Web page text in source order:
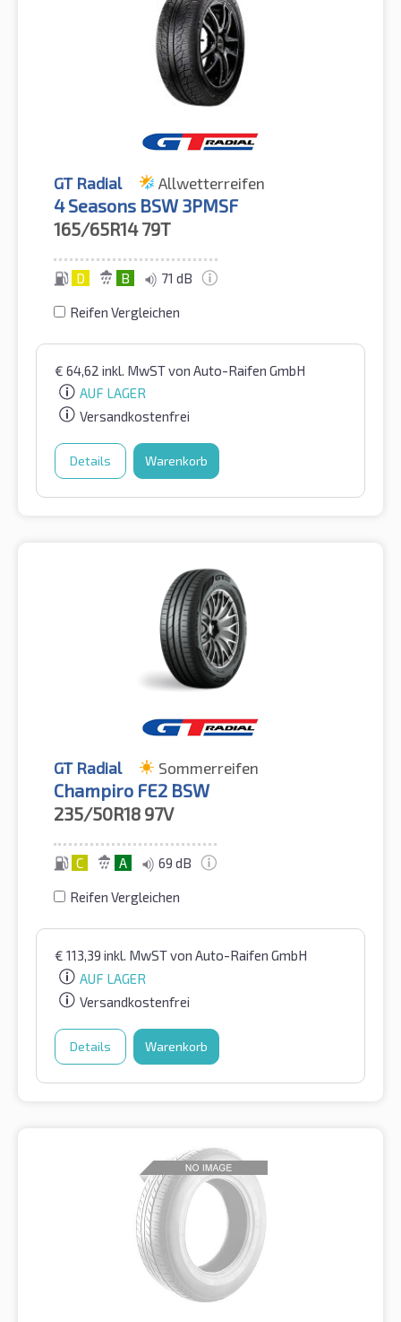
GT Radial Allwetterreifen
4 Seasons BSW 3PMSF
165/65R14 79T
D B 71 dB
Reifen Vergleichen
€ 64,62 inkl. MwSTvon Auto-Raifen GmbH
AUF LAGER
Versandkostenfrei
Details Warenkorb
GT Radial Sommerreifen
Champiro FE2 BSW
235/50R18 97V
C A 69 dB
Reifen Vergleichen
€ 113,39 inkl. MwSTvon Auto-Raifen GmbH
AUF LAGER
Versandkostenfrei
Details Warenkorb